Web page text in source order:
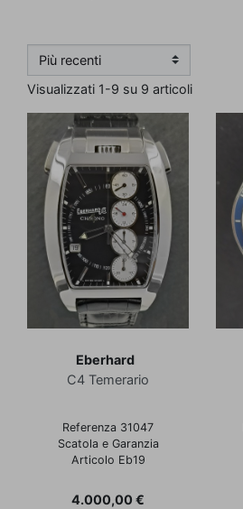
Visualizzati 1-9 su 9 articoli
Eberhard
C4 Temerario
Referenza 31047
Scatola e Garanzia
Articolo Eb19
Prezzo
4.000,00 €